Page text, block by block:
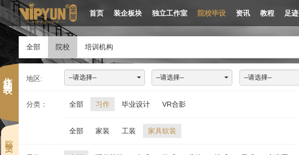
首页 装企板块 独立工作室 院校毕设 资讯 教程 足迹
全部 院校 培训机构
地区: --请选择-- --请选择-- --请选择--
分类： 全部 习作 毕业设计 VR合影
全部 家装 工装 家具软装